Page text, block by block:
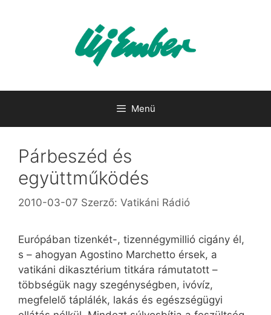
Menü
Párbeszéd és
együttműködés
2010-03-07 Szerző: Vatikáni Rádió
Európában tizenkét-, tizennégymillió cigány él,
s – ahogyan Agostino Marchetto érsek, a
vatikáni dikasztérium titkára rámutatott –
többségük nagy szegénységben, ivóvíz,
megfelelő táplálék, lakás és egészségügyi